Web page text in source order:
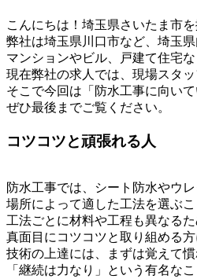
こんにちは！埼玉県さいたま市
弊社は埼玉県川口市など、埼玉
マンションやビル、戸建て住宅
現在弊社の求人では、現場スタッ
そこで今回は「防水工事に向い
ぜひ最後までご覧ください。
コツコツと頑張れる人
防水工事では、シート防水やウ
場所によって適した工法を選ぶ
工法ごとに材料や工程も異なる
真面目にコツコツと取り組める
技術の上達には、まずは覚えて慣
「継続は力なり」という有名な